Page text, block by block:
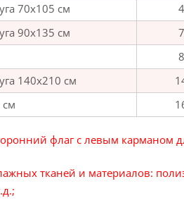
70х105 см
90х135 см
140х210 см
флаг с левым карманом
тканей и материалов: